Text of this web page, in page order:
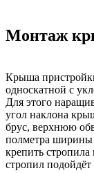
Монтаж
Крыша
односкатной с
Для этого
угол наклона
брус, верхнюю
полметра ширины
крепить
стропил